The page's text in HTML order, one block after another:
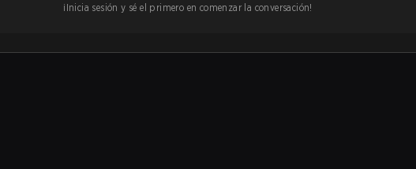
¡Inicia sesión y sé el primero en comenzar la conversación!